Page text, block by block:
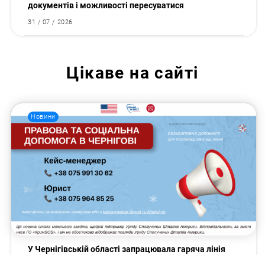
документів і можливості пересуватися
31 / 07 / 2026
Цікаве на сайті
Новини
У Чернігівській області запрацювала гаряча лінія